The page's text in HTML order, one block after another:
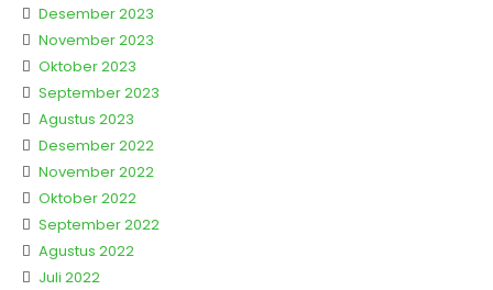
Desember 2023
November 2023
Oktober 2023
September 2023
Agustus 2023
Desember 2022
November 2022
Oktober 2022
September 2022
Agustus 2022
Juli 2022